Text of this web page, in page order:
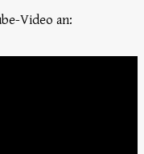
Video an: